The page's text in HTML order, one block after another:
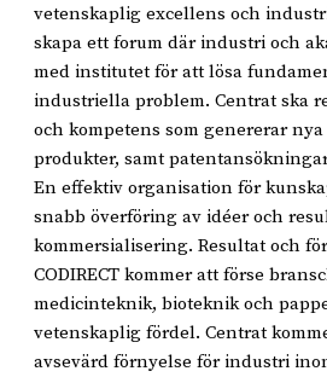
vetenskaplig excellens och
skapa ett forum där industri och
med institutet för att lösa
industriella problem. Centrat ska
och kompetens som genererar
produkter, samt
En effektiv organisation för
snabb överföring av idéer och
kommersialisering. Resultat och
CODIRECT kommer att förse
medicinteknik, bioteknik och
vetenskaplig fördel. Centrat
avsevärd förnyelse för industri